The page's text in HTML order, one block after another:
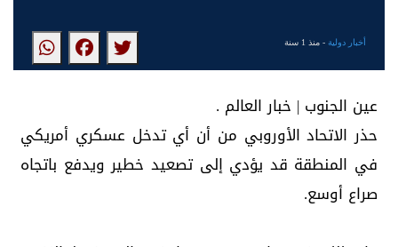
أخبار دولية- منذ 1 سنة
عين الجنوب | خبار العالم .
حذر الاتحاد الأوروبي من أن أي تدخل عسكري أمريكي
في المنطقة قد يؤدي إلى تصعيد خطير ويدفع باتجاه
صراع أوسع.